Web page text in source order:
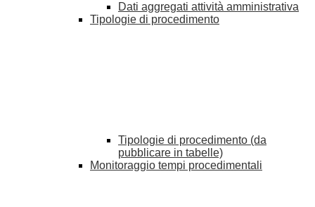
Dati aggregati attività amministrativa
Tipologie di procedimento
Tipologie di procedimento (da
pubblicare in tabelle)
Monitoraggio tempi procedimentali